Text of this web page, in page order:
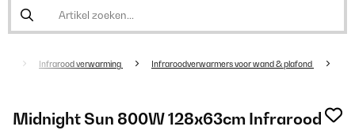
Infrarood verwarming Infraroodverwarmers voor wand & plafond
Midnight Sun 800W 128x63cm Infrarood